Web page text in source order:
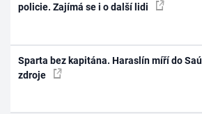
policie. Zajímá se i o další lidi
Sparta bez kapitána. Haraslín míří do
zdroje